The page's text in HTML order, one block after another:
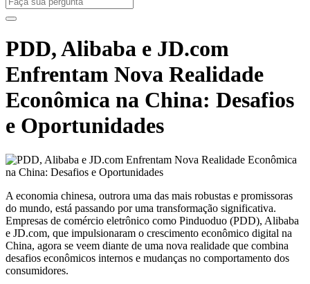
PDD, Alibaba e JD.com
Enfrentam Nova Realidade
Econômica na China: Desafios
e Oportunidades
A economia chinesa, outrora uma das mais robustas e promissoras
do mundo, está passando por uma transformação significativa.
Empresas de comércio eletrônico como Pinduoduo (PDD), Alibaba
e JD.com, que impulsionaram o crescimento econômico digital na
China, agora se veem diante de uma nova realidade que combina
desafios econômicos internos e mudanças no comportamento dos
consumidores.